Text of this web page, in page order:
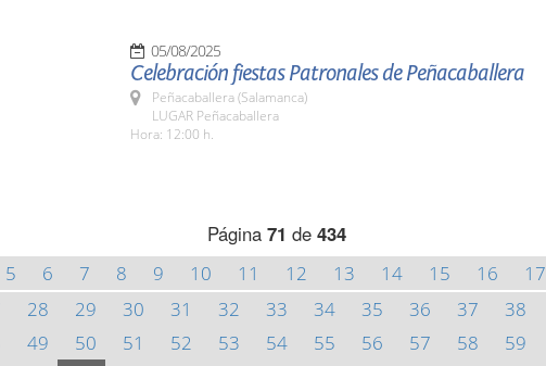
05/08/2025
Celebración fiestas Patronales de Peñacaballera
Peñacaballera (Salamanca)
LUGAR Peñacaballera
Hora: 12:00 h.
Página 71 de 434
5 6 7 8 9 10 11 12 13 14 15 16 17
28 29 30 31 32 33 34 35 36 37 38
49 50 51 52 53 54 55 56 57 58 59